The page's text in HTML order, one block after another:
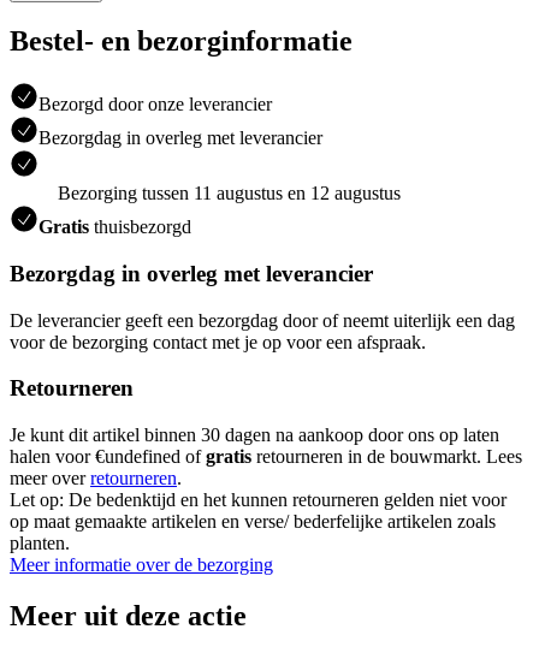
Bestel- en bezorginformatie
Bezorgd door onze leverancier
Bezorgdag in overleg met leverancier
Bezorging tussen 11 augustus en 12 augustus
Gratis thuisbezorgd
Bezorgdag in overleg met leverancier
De leverancier geeft een bezorgdag door of neemt uiterlijk een dag
voor de bezorging contact met je op voor een afspraak.
Retourneren
Je kunt dit artikel binnen 30 dagen na aankoop door ons op laten
halen voor €undefined ofgratis retourneren in de bouwmarkt. Lees
meer overretourneren.
Let op: De bedenktijd en het kunnen retourneren gelden niet voor
op maat gemaakte artikelen en verse/ bederfelijke artikelen zoals
planten.
Meer informatie over de bezorging
Meer uit deze actie